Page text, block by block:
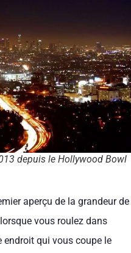
depuis le Hollywood Bowl
aperçu de la grandeur de
vous roulez dans
qui vous coupe le